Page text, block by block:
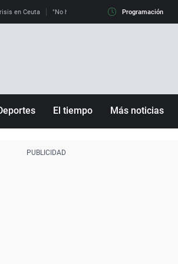
en Ceuta "No hay mafias, que no nos engañen":
Programación
El tiempo Más noticias